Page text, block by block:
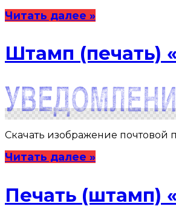
Читать далее »
Штамп (печать)
Скачать изображение почтовой
Читать далее »
Печать (штамп)